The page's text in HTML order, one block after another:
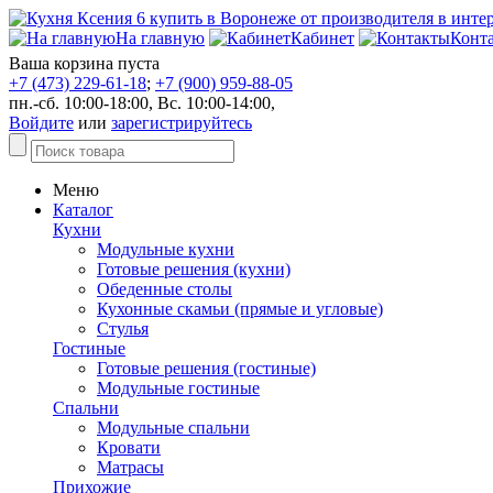
На главную Кабинет
Ваша корзина пуста
+7 (473) 229-61-18; +7 (900) 959-88-05
пн.-сб. 10:00-18:00, Вс. 10:00-14:00,
Войдите или зарегистрируйтесь
Меню
Каталог
Кухни
Модульные кухни
Готовые решения (кухни)
Обеденные столы
Кухонные скамьи (прямые и угловые)
Стулья
Гостиные
Готовые решения (гостиные)
Модульные гостиные
Спальни
Модульные спальни
Кровати
Матрасы
Прихожие